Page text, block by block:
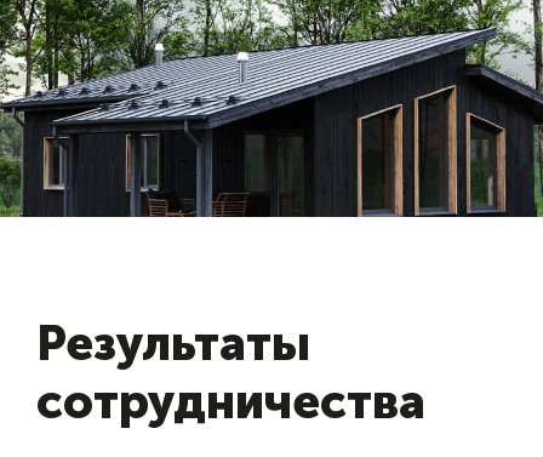
Демонстрация дизайна
Результаты
сотрудничества